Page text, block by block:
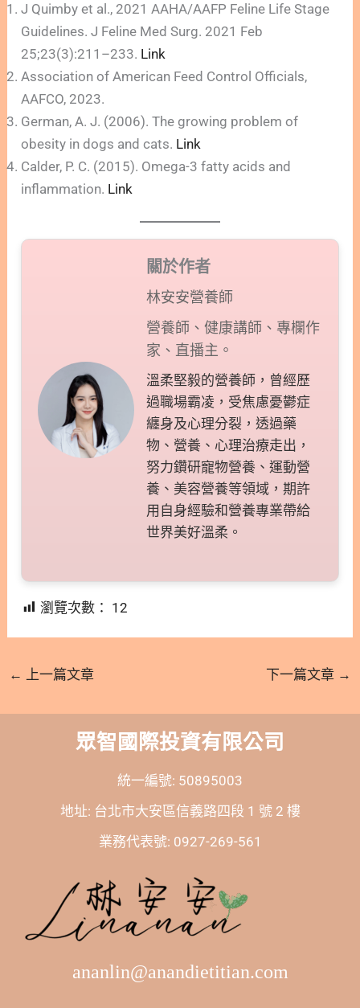
J Quimby et al., 2021 AAHA/AAFP Feline Life Stage
Guidelines. J Feline Med Surg. 2021 Feb
25;23(3):211–233. Link
Association of American Feed Control Officials,
AAFCO, 2023.
German, A. J. (2006). The growing problem of
obesity in dogs and cats. Link
Calder, P. C. (2015). Omega-3 fatty acids and
inflammation. Link
關於作者
林安安營養師
營養師、健康講師、專欄作
家、直播主。
溫柔堅毅的營養師，曾經歷
過職場霸凌，受焦慮憂鬱症
纏身及心理分裂，透過藥
物、營養、心理治療走出，
努力鑽研寵物營養、運動營
養、美容營養等領域，期許
用自身經驗和營養專業帶給
世界美好溫柔。
瀏覽次數： 12
← 上一篇文章 下一篇文章 →
眾智國際投資有限公司
統一編號: 50895003
地址: 台北市大安區信義路四段 1 號 2 樓
業務代表號: 0927-269-561
ananlin@anandietitian.com